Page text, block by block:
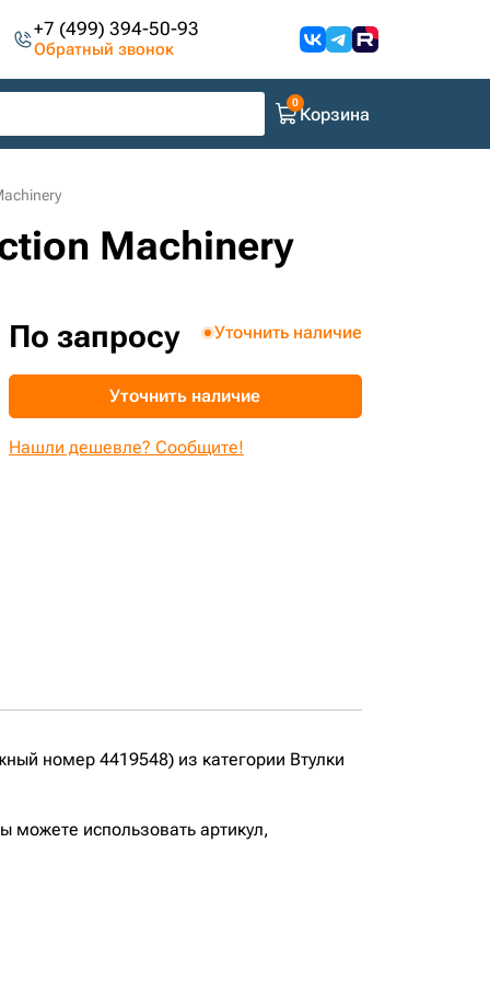
+7 (499) 394-50-93
Обратный звонок
Корзина
Machinery
По запросу Уточнить наличие
Уточнить наличие
Нашли дешевле? Сообщите!
номер 4419548) из категории Втулки
можете использовать артикул,